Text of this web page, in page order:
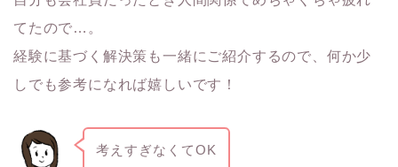
てたので…。
経験に基づく解決策も一緒にご紹介するので、何か少
しでも参考になれば嬉しいです！
考えすぎなくてOK